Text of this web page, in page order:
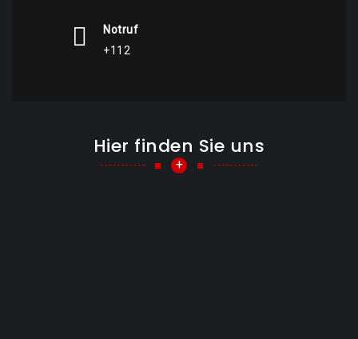
Notruf
+112
Hier finden Sie uns
+